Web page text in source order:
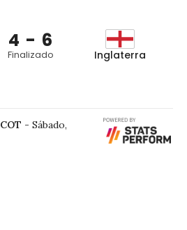
Finalizado
4 - 6
Inglaterra
Bukayo Saka 36’
Bukayo Saka 45’
Bukayo Saka 86’
COT - Sábado,